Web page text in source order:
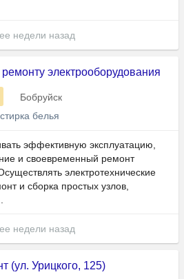
недели назад
электрооборудования
Бобруйск
белья
эффективную эксплуатацию,
и своевременный ремонт
электротехнические
и сборка простых узлов,
недели назад
(ул. Урицкого, 125)